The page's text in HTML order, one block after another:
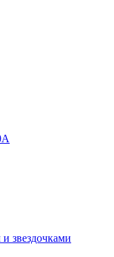
звездочками